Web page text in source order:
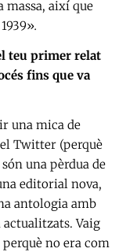
massa, així que
.
teu primer relat
fins que va
una mica de
Twitter (perquè
una pèrdua de
editorial nova,
antologia amb
Vaig
no era com